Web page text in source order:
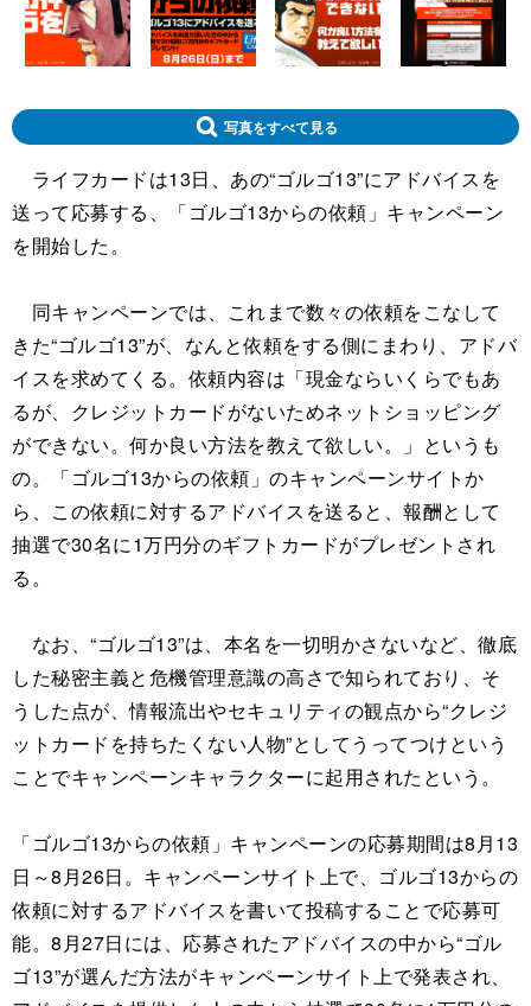
写真をすべて見る
ライフカードは13日、あの“ゴルゴ13”にアドバイスを
送って応募する、「ゴルゴ13からの依頼」キャンペーン
を開始した。
同キャンペーンでは、これまで数々の依頼をこなして
きた“ゴルゴ13”が、なんと依頼をする側にまわり、アドバ
イスを求めてくる。依頼内容は「現金ならいくらでもあ
るが、クレジットカードがないためネットショッピング
ができない。何か良い方法を教えて欲しい。」というも
の。「ゴルゴ13からの依頼」のキャンペーンサイトか
ら、この依頼に対するアドバイスを送ると、報酬として
抽選で30名に1万円分のギフトカードがプレゼントされ
る。
なお、“ゴルゴ13”は、本名を一切明かさないなど、徹底
した秘密主義と危機管理意識の高さで知られており、そ
うした点が、情報流出やセキュリティの観点から“クレジ
ットカードを持ちたくない人物”としてうってつけという
ことでキャンペーンキャラクターに起用されたという。
「ゴルゴ13からの依頼」キャンペーンの応募期間は8月13
日～8月26日。キャンペーンサイト上で、ゴルゴ13からの
依頼に対するアドバイスを書いて投稿することで応募可
能。8月27日には、応募されたアドバイスの中から“ゴル
ゴ13”が選んだ方法がキャンペーンサイト上で発表され、